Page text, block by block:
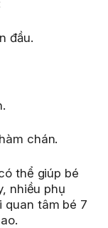
đầu.
chán.
thể giúp bé
nhiều phụ
quan tâm bé 7